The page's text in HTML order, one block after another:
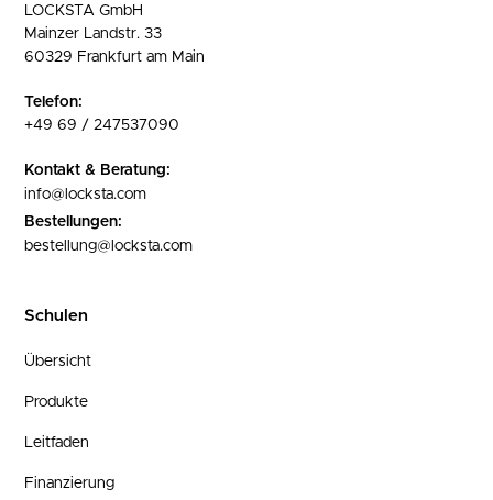
LOCKSTA GmbH
Mainzer Landstr. 33
60329 Frankfurt am Main
Telefon:
+49 69 / 247537090
Kontakt & Beratung:
info@locksta.com
Bestellungen:
bestellung@locksta.com
Schulen
Übersicht
Produkte
Leitfaden
Finanzierung